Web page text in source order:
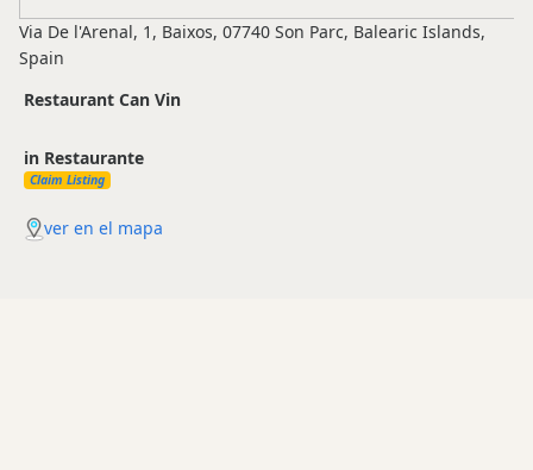
Via De l'Arenal, 1, Baixos, 07740 Son Parc, Balearic Islands,
Spain
Restaurant Can Vin
in Restaurante
Claim Listing
ver en el mapa